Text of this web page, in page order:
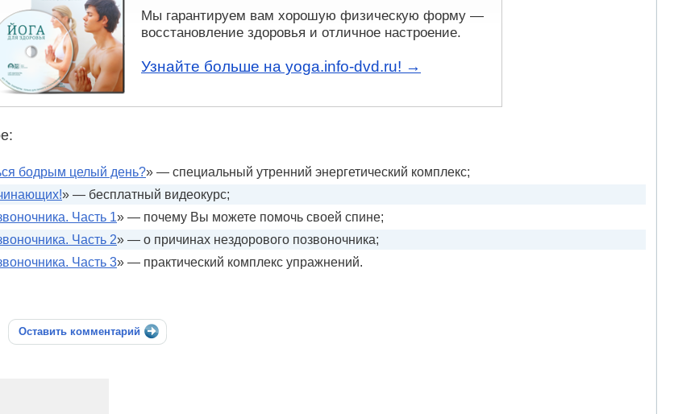
Мы гарантируем вам хорошую физическую форму —
восстановление здоровья и отличное настроение.
Узнайте больше на yoga.info-dvd.ru! →
бодрым целый день?» — специальный утренний энергетический комплекс;
» — бесплатный видеокурс;
Часть 1» — почему Вы можете помочь своей спине;
Часть 2» — о причинах нездорового позвоночника;
Часть 3» — практический комплекс упражнений.
Оставить комментарий